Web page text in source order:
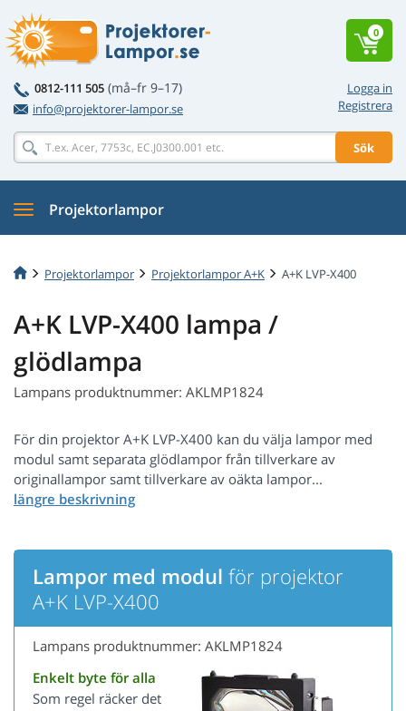
Logga in
Registrera
0812-111 505 (må–fr 9–17)
info@projektorer-lampor.se
Sök
0
Projektorlampor
Projektorlampor Projektorlampor A+K A+K LVP-X400
A+K LVP-X400 lampa /
glödlampa
Lampans produktnummer: AKLMP1824
För din projektor A+K LVP-X400 kan du välja lampor med
modul samt separata glödlampor från tillverkare av
originallampor samt tillverkare av oäkta lampor...
Lampor med modul för projektor
A+K LVP-X400
Lampans produktnummer: AKLMP1824
Enkelt byte för alla
Som regel räcker det